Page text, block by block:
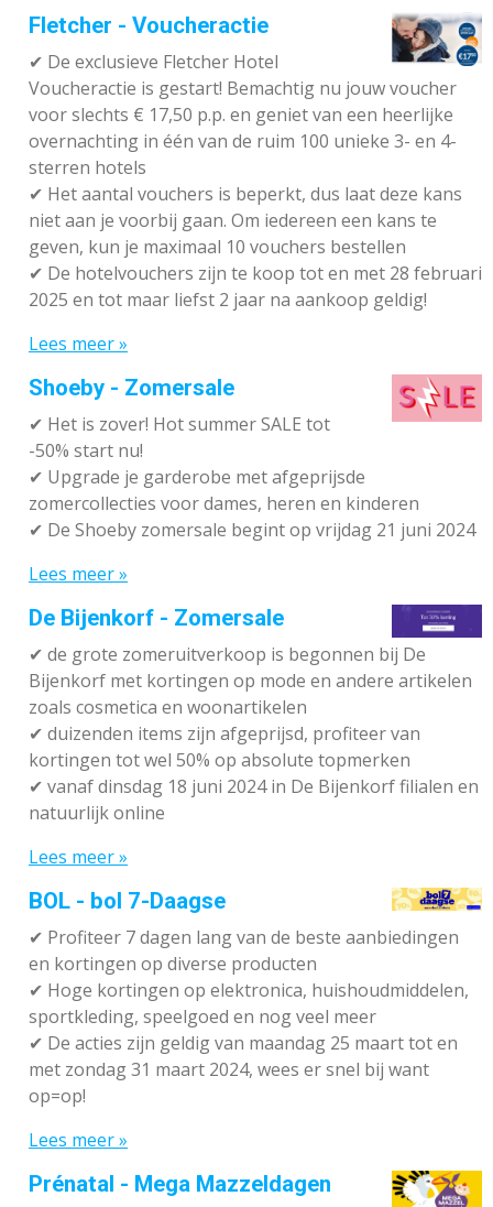
Fletcher - Voucheractie
✔ De exclusieve Fletcher Hotel
Voucheractie is gestart! Bemachtig nu jouw voucher
voor slechts € 17,50 p.p. en geniet van een heerlijke
overnachting in één van de ruim 100 unieke 3- en 4-
sterren hotels
✔ Het aantal vouchers is beperkt, dus laat deze kans
niet aan je voorbij gaan. Om iedereen een kans te
geven, kun je maximaal 10 vouchers bestellen
✔ De hotelvouchers zijn te koop tot en met 28 februari
2025 en tot maar liefst 2 jaar na aankoop geldig!
Lees meer »
Shoeby - Zomersale
✔ Het is zover! Hot summer SALE tot
-50% start nu!
✔ Upgrade je garderobe met afgeprijsde
zomercollecties voor dames, heren en kinderen
✔ De Shoeby zomersale begint op vrijdag 21 juni 2024
Lees meer »
De Bijenkorf - Zomersale
✔ de grote zomeruitverkoop is begonnen bij De
Bijenkorf met kortingen op mode en andere artikelen
zoals cosmetica en woonartikelen
✔ duizenden items zijn afgeprijsd, profiteer van
kortingen tot wel 50% op absolute topmerken
✔ vanaf dinsdag 18 juni 2024 in De Bijenkorf filialen en
natuurlijk online
Lees meer »
BOL - bol 7-Daagse
✔ Profiteer 7 dagen lang van de beste aanbiedingen
en kortingen op diverse producten
✔ Hoge kortingen op elektronica, huishoudmiddelen,
sportkleding, speelgoed en nog veel meer
✔ De acties zijn geldig van maandag 25 maart tot en
met zondag 31 maart 2024, wees er snel bij want
op=op!
Lees meer »
Prénatal - Mega Mazzeldagen